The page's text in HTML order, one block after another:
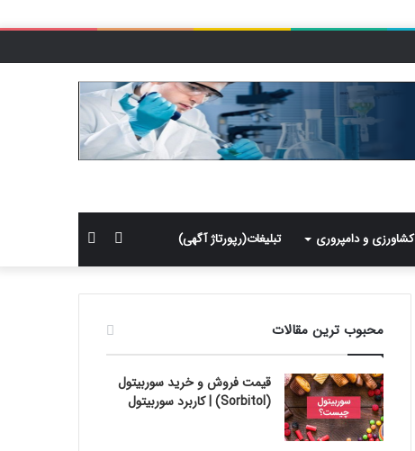
کشاورزی و دامپروری تبلیغات(رپورتاژ آگهی)
برای
سایدبار
محبوب ترین مقالات
قیمت فروش و خرید سوربیتول
(Sorbitol) | کاربرد سوربیتول